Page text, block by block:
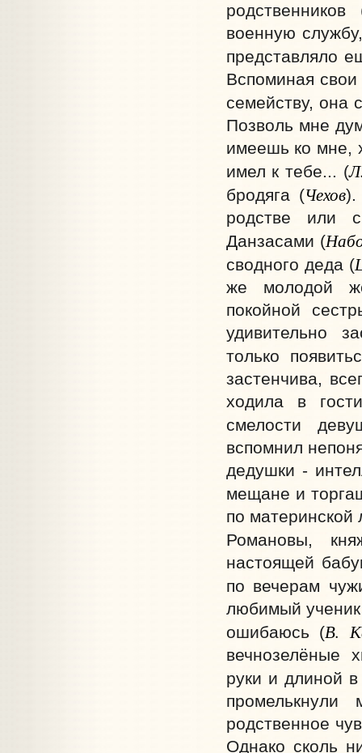
родственников
военную
представляло
Вспоминая
семейству, она
Позволь мне
имеешь ко мне,
имел к тебе... (
бродяга (Чехов).
родстве или
Данзасами (
сводного деда (
же молодой
покойной
удивительно
только
застенчива,
ходила в
смелости
вспомнил
дедушки -
мещане и
по
Романовы,
настоящей
по вечерам
любимый ученик
ошибаюсь (В.
вечнозелёные
руки и длиной
родственное
Однако сколь